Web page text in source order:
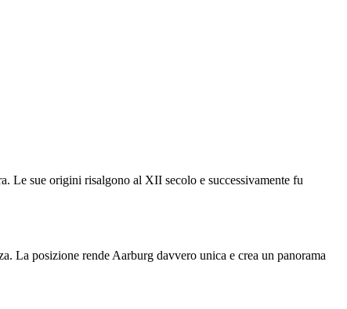
Le sue origini risalgono al XII secolo e successivamente fu
La posizione rende Aarburg davvero unica e crea un panorama